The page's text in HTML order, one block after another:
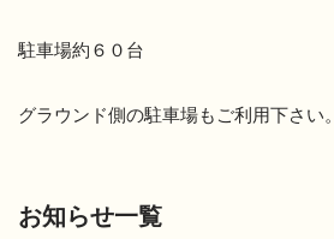
駐車場約６０台
グラウンド側の駐車場もご利用下さい。
お知らせ一覧